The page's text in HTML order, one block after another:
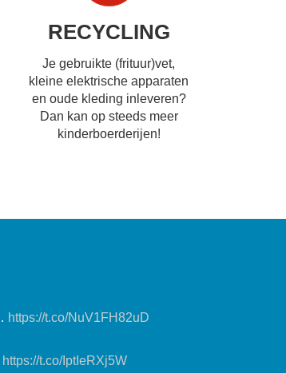
RECYCLING
Je gebruikte (frituur)vet,
kleine elektrische apparaten
en oude kleding inleveren?
Dan kan op steeds meer
kinderboerderijen!
https://t.co/NuV1FH82uD
https://t.co/IptIeRXj5W